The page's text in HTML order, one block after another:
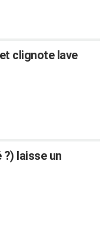
clignote lave
laisse un